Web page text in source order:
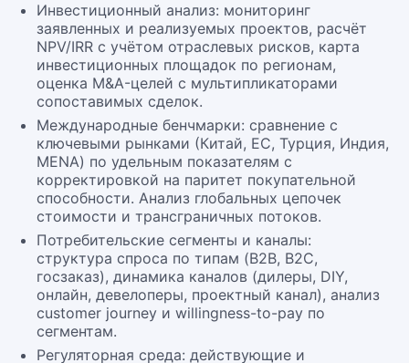
Инвестиционный анализ: мониторинг
заявленных и реализуемых проектов, расчёт
NPV/IRR с учётом отраслевых рисков, карта
инвестиционных площадок по регионам,
оценка M&A-целей с мультипликаторами
сопоставимых сделок.
Международные бенчмарки: сравнение с
ключевыми рынками (Китай, ЕС, Турция, Индия,
MENA) по удельным показателям с
корректировкой на паритет покупательной
способности. Анализ глобальных цепочек
стоимости и трансграничных потоков.
Потребительские сегменты и каналы:
структура спроса по типам (B2B, B2C,
госзаказ), динамика каналов (дилеры, DIY,
онлайн, девелоперы, проектный канал), анализ
customer journey и willingness-to-pay по
сегментам.
Регуляторная среда: действующие и